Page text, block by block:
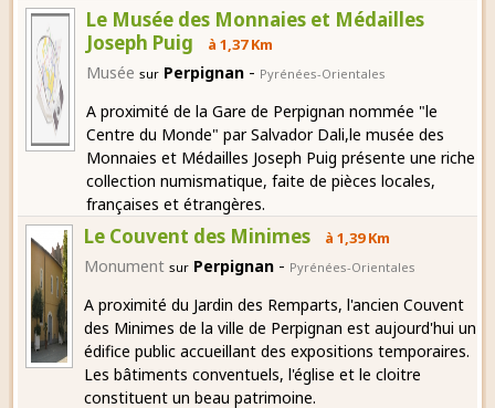
Le Musée des Monnaies et Médailles
Joseph Puig
à 1,37 Km
Musée sur Perpignan - Pyrénées-Orientales
A proximité de la Gare de Perpignan nommée "le
Centre du Monde" par Salvador Dali,le musée des
Monnaies et Médailles Joseph Puig présente une riche
collection numismatique, faite de pièces locales,
françaises et étrangères.
Le Couvent des Minimes à 1,39 Km
Monument sur Perpignan - Pyrénées-Orientales
A proximité du Jardin des Remparts, l'ancien Couvent
des Minimes de la ville de Perpignan est aujourd'hui un
édifice public accueillant des expositions temporaires.
Les bâtiments conventuels, l'église et le cloitre
constituent un beau patrimoine.